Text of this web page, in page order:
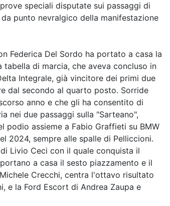
speciali disputate sui passaggi di
punto nevralgico della manifestazione
Federica Del Sordo ha portato a casa la
di marcia, che aveva concluso in
Integrale, già vincitore dei primi due
dal secondo al quarto posto. Sorride
anno e che gli ha consentito di
nei due passaggi sulla "Sarteano",
assieme a Fabio Graffieti su BMW
2024, sempre alle spalle di Pelliccioni.
Livio Ceci con il quale conquista il
a casa il sesto piazzamento e il
Crecchi, centra l'ottavo risultato
e la Ford Escort di Andrea Zaupa e